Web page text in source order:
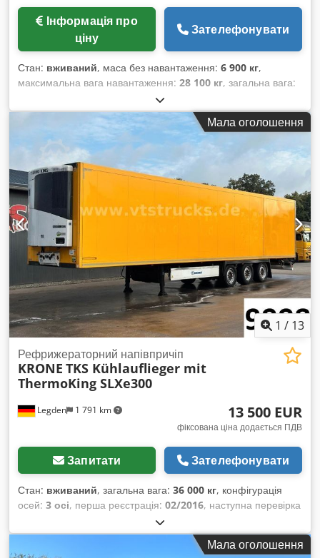
ціну
Зателефонувати
Стан: вживаний, маса без навантаження: 6 900 кг,
максимальна вага навантаження: 28 100 кг, загальна вага:
, конфігурація осей:3 осі
04/2008, загальна довжина:13 886 мм, підвіска:повітря,
455/40R22,5, колір: чорний, Рік виготовлення:
, тип передачі: механічний , Обладнання:
Мала оголошення
1 / 13
Legden 1 791 km
Рефрижераторний напівпричіп
KRONE TKS Kühlauflieger mit
ThermoKing SLXe300
13 500 EUR
фіксована ціна додається ПДВ
Запитати Зателефонувати
Стан: вживаний, загальна вага: 36 000 кг, конфігурація
осей: 3 осі, перша реєстрація: 02/2016, наступна перевірка
, довжина вантажного відсіку:
ширина вантажного відсіку:2 506 мм, висота вантажного
відсіку:
Мала оголошення